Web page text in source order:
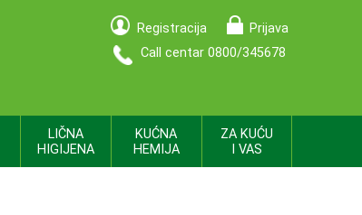
Registracija
Prijava
Call centar 0800/345678
LIČNA
HIGIJENA
KUĆNA
HEMIJA
ZA KUĆU
I VAS